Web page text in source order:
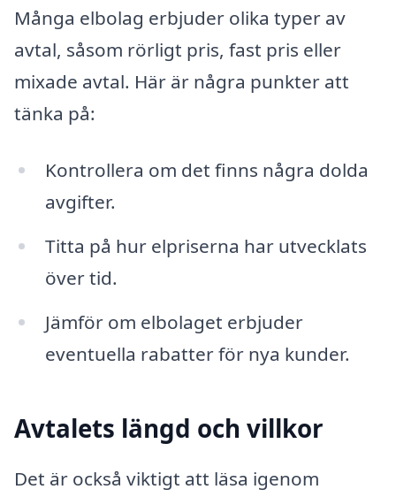
Många elbolag erbjuder olika typer av
avtal, såsom rörligt pris, fast pris eller
mixade avtal. Här är några punkter att
tänka på:
Kontrollera om det finns några dolda
avgifter.
Titta på hur elpriserna har utvecklats
över tid.
Jämför om elbolaget erbjuder
eventuella rabatter för nya kunder.
Avtalets längd och villkor
Det är också viktigt att läsa igenom